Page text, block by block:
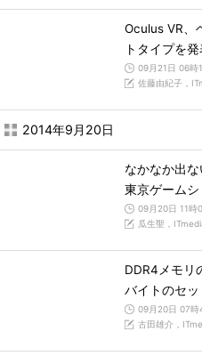
Oculus VR、
トタイプを
09月21日 06時
佐藤由紀子，
2014年9月20日
なかなか出
東京ゲームシ
09月20日 11時
瓜生聖，
DDR4メモ
バイトのセ
09月20日 07時
古田雄介，